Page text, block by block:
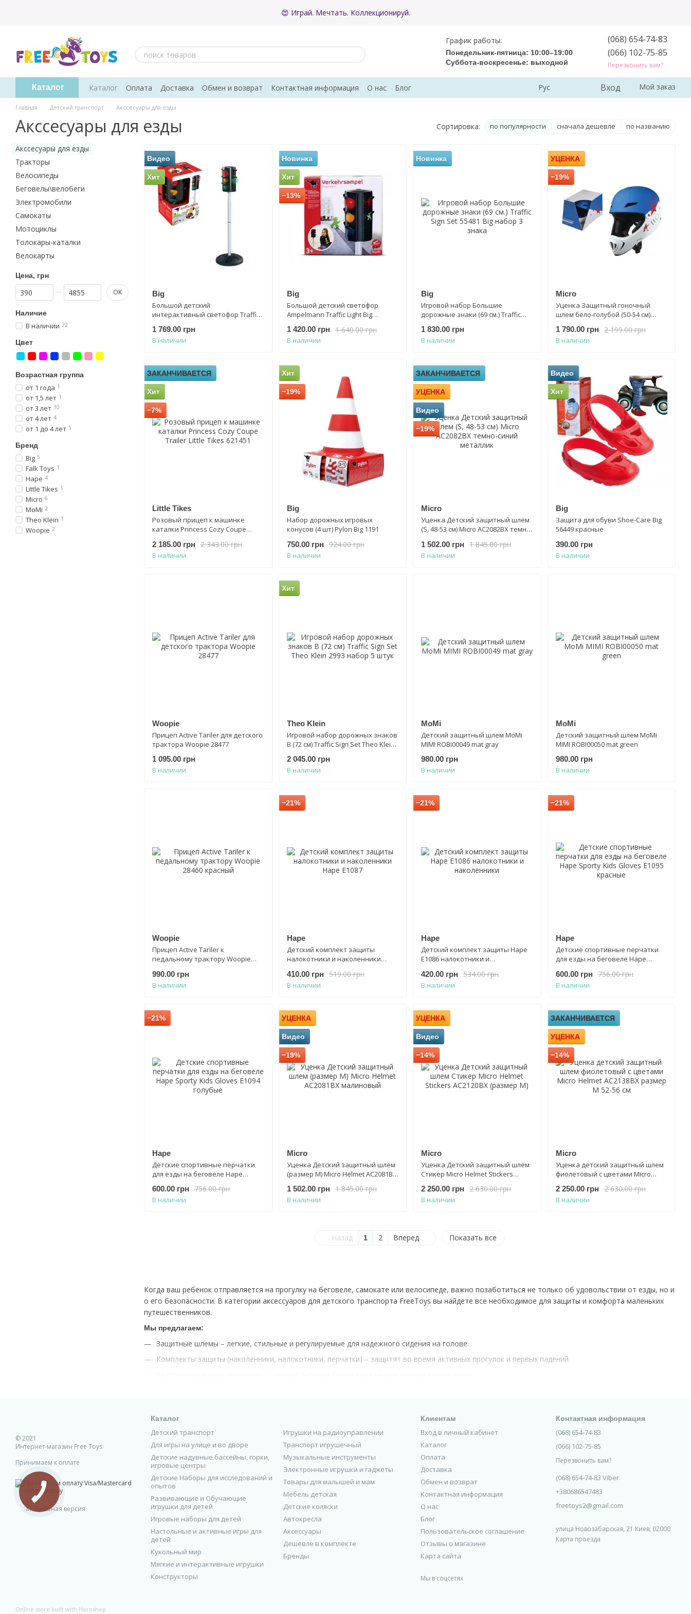
😍 Играй. Мечтать. Коллекционируй.
График работы:
Понедельник-пятница: 10:00–19:00
Суббота-воскресенье: выходной
(068) 654-74-83
(066) 102-75-85
Перезвонить вам?
Каталог Каталог Оплата Доставка Обмен и возврат Контактная информация О нас
Блог
Пользовательское соглашение
Отзывы о магазине
Рус Вход Мой заказ
Главная Детский транспорт Акссесуары для езды
Акссесуары для езды Сортировка: по популярности сначала дешевле по названию
Когда ваш ребенок отправляется на прогулку на беговеле, самокате или велосипеде, важно позаботиться не только об удовольствии от езды, но и
о его безопасности. В категории аксессуаров для детского транспорта FreeToys вы найдете все необходимое для защиты и комфорта маленьких
путешественников.
Мы предлагаем:
Защитные шлемы – легкие, стильные и регулируемые для надежного сидения на голове.
Комплекты защиты (наколенники, налокотники, перчатки) – защитят во время активных прогулок и первых падений.
тракторов.
🛡️ Безопасность – наш приоритет. Все аксессуары отвечают европейским стандартам качества.
🚴 Развитие самостоятельности – правильная экипировка повышает уверенность ребенка и позволяет быстрее освоить новые навыки.
🎁 Отличная идея для подарка – аксессуары не только функциональные, но и яркие и интересные!
Выберите лучшее для активного детства вместе с FreeToys – мы позаботимся о комфорте каждого маленького гонщика!
Видео
Хит
Big
Большой детский
интерактивный светофор Traffic
1 769.00 грн
В наличии
Новинка
Хит
−13%
Big
Большой детский светофор
Ampelmann Traffic Light Big
звуковыми эффектами
1 640.00 грн
1 420.00 грн
В наличии
Новинка
Big
Игровой набор Большие
дорожные знаки (69 см.) Traffic
1 830.00 грн
В наличии
УЦЕНКА
−19%
Micro
Уценка Защитный гоночный
шлем бело-голубой (50-54 см)
2 199.00 грн
1 790.00 грн
В наличии
ЗАКАНЧИВАЕТСЯ
Хит
−7%
Little Tikes
Розовый прицеп к машинке
каталки Princess Cozy Coupe
2 343.00 грн
2 185.00 грн
В наличии
Хит
−19%
Big
Набор дорожных игровых
конусов (4 шт) Pylon Big 1191
924.00 грн
750.00 грн
В наличии
ЗАКАНЧИВАЕТСЯ
УЦЕНКА
Видео
−19%
Micro
Уценка Детский защитный шлем
(S, 48-53 см) Micro AC2082BX темно-
1 845.00 грн
1 502.00 грн
В наличии
Видео
Хит
Big
Защита для обуви Shoe-Care Big
56449 красные
390.00 грн
В наличии
Woopie
Прицеп Active Tariler для детского
трактора Woopie 28477
1 095.00 грн
В наличии
Хит
Theo Klein
Игровой набор дорожных знаков
B (72 см) Traffic Sign Set Theo Klein
2 045.00 грн
В наличии
MoMi
Детский защитный шлем MoMi
MIMI ROBI00049 mat gray
980.00 грн
В наличии
MoMi
Детский защитный шлем MoMi
MIMI ROBI00050 mat green
980.00 грн
В наличии
Woopie
Прицеп Active Tariler к
педальному трактору Woopie
990.00 грн
В наличии
−21%
Hape
Детский комплект защиты
налокотники и наколенники
519.00 грн
410.00 грн
В наличии
−21%
Hape
Детский комплект защиты Hape
E1086 налокотники и
534.00 грн
420.00 грн
В наличии
−21%
Hape
Детские спортивные перчатки
для езды на беговеле Hape
756.00 грн
600.00 грн
В наличии
−21%
Hape
Детские спортивные перчатки
для езды на беговеле Hape
756.00 грн
600.00 грн
В наличии
УЦЕНКА
Видео
−19%
Micro
Уценка Детский защитный шлем
(размер M) Micro Helmet AC2081BX
1 845.00 грн
1 502.00 грн
В наличии
УЦЕНКА
Видео
−14%
Micro
Уценка Детский защитный шлем
Стикер Micro Helmet Stickers
2 630.00 грн
2 250.00 грн
В наличии
ЗАКАНЧИВАЕТСЯ
УЦЕНКА
−14%
Micro
Уценка детский защитный шлем
фиолетовый с цветами Micro
см
2 630.00 грн
2 250.00 грн
В наличии
Назад 1 2 Вперед Показать все
Акссесуары для езды
Тракторы
Велосипеды
Беговелы\велобеги
Электромобили
Самокаты
Мотоциклы
Толокары-каталки
Велокарты
Цена, грн
От Цена, грн
До Цена, грн OK
Наличие
В наличии 22
Цвет
Возрастная группа
от 1 года 1
от 1,5 лет 1
от 3 лет 10
от 4 лет 4
от 1 до 4 лет 1
Бренд
Big 5
Falk Toys 1
Hape 4
Little Tikes 1
Micro 6
MoMi 2
Theo Klein 1
Woopie 2
© 2021
Интернет-магазин Free Toys
Принимаем к оплате
Мобильная версия
Online store built with Horoshop
Каталог
Детский транспорт
Для игры на улице и во дворе
Детские надувные бассейны, горки,
игровые центры
Детские Наборы для исследований и
опытов
Развивающие и Обучающие
игрушки для детей
Игровые наборы для детей
Настольные и активные игры для
детей
Кукольный мир
Мягкие и интерактивные игрушки
Конструкторы
Игрушки на радиоуправлении
Транспорт игрушечный
Музыкальные инструменты
Электронные игрушки и гаджеты
Товары для малышей и мам
Мебель детская
Детские коляски
Автокресла
Аксессуары
Дешевле в комплекте
Бренды
Клиентам
Вход в личный кабинет
Каталог
Оплата
Доставка
Обмен и возврат
Контактная информация
О нас
Блог
Пользовательское соглашение
Отзывы о магазине
Карта сайта
Мы в соцсетях
Контактная информация
(068) 654-74-83
(066) 102-75-85
Перезвонить вам?
(068) 654-74-83 Viber
+380686547483
freetoys2@gmail.com
улица Новозабарская, 21 Киев, 02000
Карта проезда